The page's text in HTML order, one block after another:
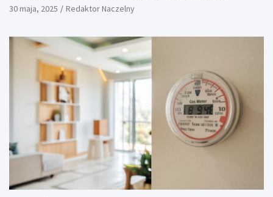
30 maja, 2025 Redaktor Naczelny